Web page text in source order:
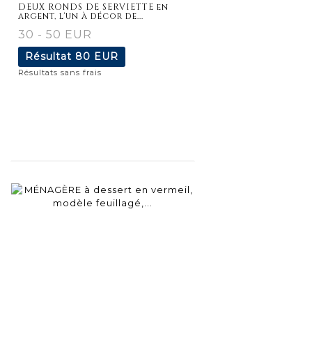
DEUX RONDS DE SERVIETTE en
argent, l'un à décor de...
30 - 50 EUR
Résultat 80 EUR
Résultats sans frais